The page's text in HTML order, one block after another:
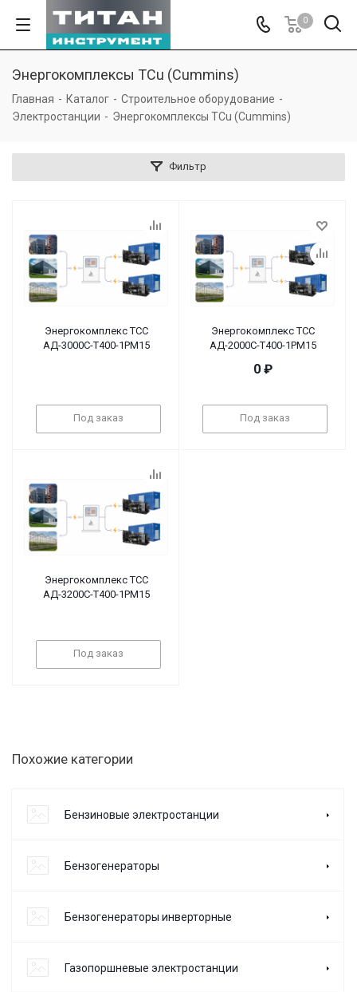
0
Энергокомплексы TCu (Cummins)
Главная - Каталог - Строительное оборудование -
Электростанции - Энергокомплексы TCu (Cummins)
Фильтр
Энергокомплекс ТСС
АД-3000С-Т400-1РМ15
Под заказ
Энергокомплекс ТСС
АД-2000С-Т400-1РМ15
0₽
Под заказ
Энергокомплекс ТСС
АД-3200С-Т400-1РМ15
Под заказ
Похожие категории
Бензиновые электростанции
Бензогенераторы
Бензогенераторы инверторные
Газопоршневые электростанции